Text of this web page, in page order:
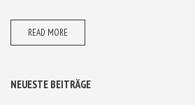
READ MORE
NEUESTE BEITRÄGE